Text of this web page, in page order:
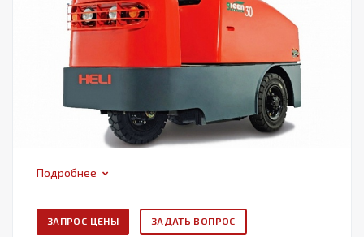
Подробнее
ЗАПРОС ЦЕНЫ ЗАДАТЬ ВОПРОС